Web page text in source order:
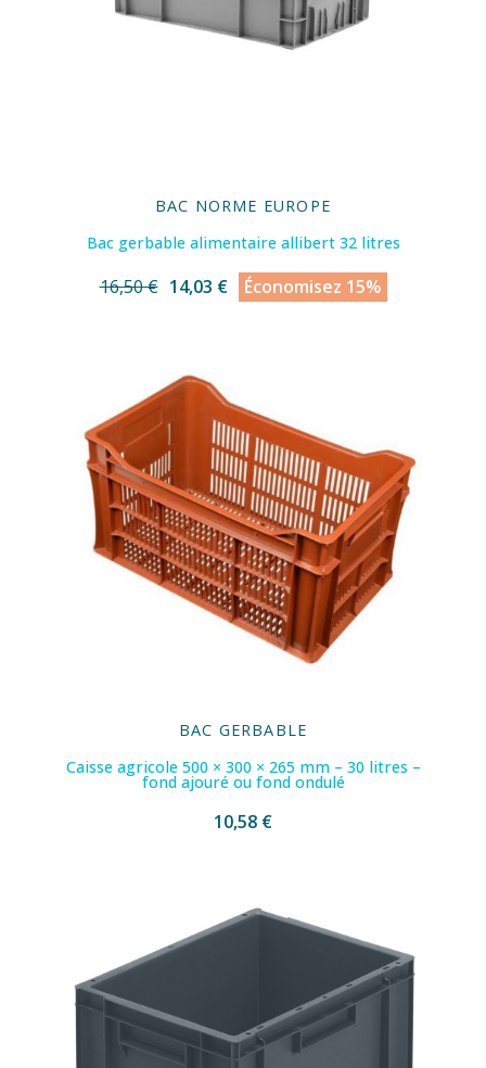
BAC NORME EUROPE
Bac gerbable alimentaire allibert 32 litres
16,50 € 14,03 € Économisez 15%
BAC GERBABLE
Caisse agricole 500 × 300 × 265 mm – 30 litres –
fond ajouré ou fond ondulé
10,58 €